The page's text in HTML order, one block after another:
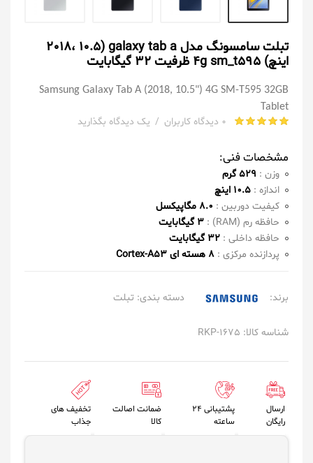
تبلت سامسونگ مدل galaxy tab a (2018، 10.5
اینچ) 4g sm_t595 ظرفیت 32 گیگابایت
Samsung Galaxy Tab A (2018, 10.5") 4G SM-T595 32GB
Tablet
0 دیدگاه کاربران / یک دیدگاه بگذارید
مشخصات فنی:
وزن : 529 گرم
اندازه : 10.5 اینچ
کیفیت دوربین : 8.0 مگاپیکسل
حافظه رم (RAM) :
3 گیگابایت
حافظه داخلی : 32 گیگابایت
پردازنده مرکزی : 8 هسته ای Cortex-A53
برند: دسته بندی: تبلت
شناسه کالا: RKP-1675
ارسال
رایگان
پشتیبانی 24
ساعته
ضمانت اصالت
کالا
تخفیف های
جذاب